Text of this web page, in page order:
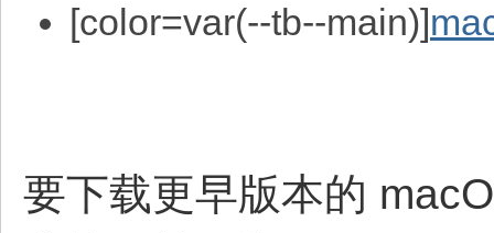
[color=var(--tb--main)]
要下载更早版本的